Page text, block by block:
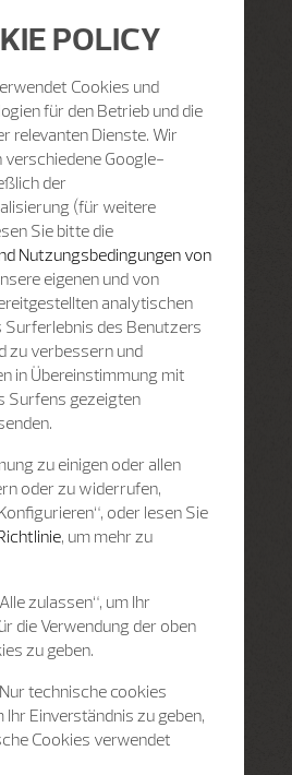
POLICY
Cookies und
für den Betrieb und die
relevanten Dienste. Wir
verschiedene Google-
der
(für weitere
Sie bitte die
Nutzungsbedingungen von
eigenen und von
analytischen
Surferlebnis des Benutzers
zu verbessern und
in Übereinstimmung mit
Surfens gezeigten
zu einigen oder allen
oder zu widerrufen,
oder lesen Sie
, um mehr zu
zulassen“, um Ihr
die Verwendung der oben
zu geben.
technische cookies
Ihr Einverständnis zu geben,
Cookies verwendet